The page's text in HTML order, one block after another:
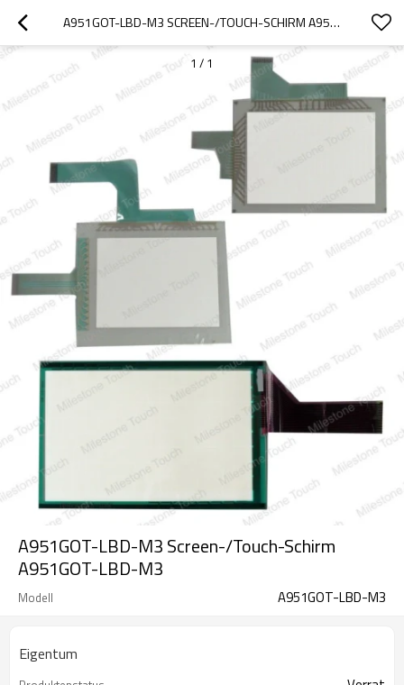
A951GOT-LBD-M3 SCREEN-/TOUCH-SCHIRM A951GOT-LBD-M3
1 / 1
A951GOT-LBD-M3 Screen-/Touch-Schirm
A951GOT-LBD-M3
Modell A951GOT-LBD-M3
Eigentum